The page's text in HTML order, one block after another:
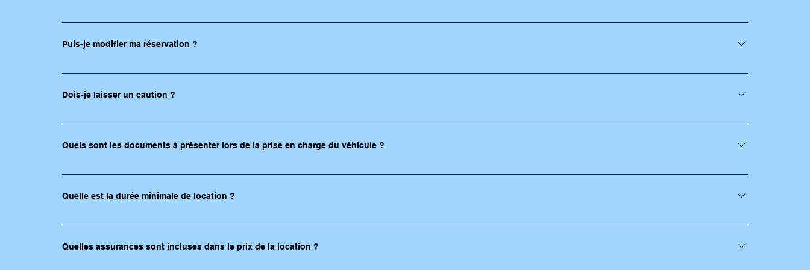
Carte bancaire ou espèce.
Puis-je modifier ma réservation ?
Oui vous pouvez modifier la réservation au minimum 1 semaine avant.
Dois-je laisser un caution ?
Une caution vous sera demandée à la prise du véhicule.
Quels sont les documents à présenter lors de la prise en charge du véhicule ?
Permis de conduire, carte bancaire.
Quelle est la durée minimale de location ?
1 jour
Quelles assurances sont incluses dans le prix de la location ?